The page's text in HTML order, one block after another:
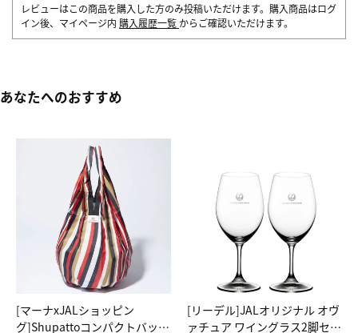
レビューはこの商品を購入した方のみ投稿いただけます。購入商品はログ
イン後、マイページ内 購入履歴一覧 からご確認いただけます。
あなたへのおすすめ
[マーナxJALショッピン
グ]Shupattoコンパクトバッグ
[リーデル]JALオリジナル オヴ
ァチュア ワイングラス2脚セッ